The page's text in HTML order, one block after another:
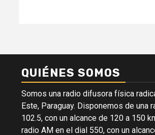
QUIÉNES SOMOS
Somos una radio difusora física
Este, Paraguay. Disponemos de una
102.5, con un alcance de 120 a 150
radio AM en el dial 550, con un